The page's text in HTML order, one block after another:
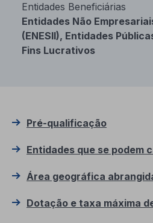
Entidades Beneficiárias
Entidades Não
(ENESII), Entidades
Fins Lucrativos
Pré-qualificação
Entidades que se podem
Área geográfica
Dotação e taxa máxima